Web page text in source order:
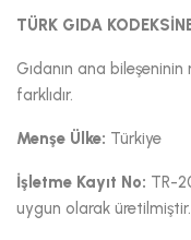
TÜRK GIDA
Gıdanın ana bileşeninin
farklıdır.
Menşe Ülke: Türkiye
İşletme Kayıt No: TR-
uygun olarak üretilmiştir.